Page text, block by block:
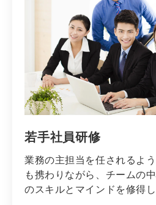
若手社員研修
業務の主担当を任されるよ
も携わりながら、チームの
のスキルとマインドを修得し